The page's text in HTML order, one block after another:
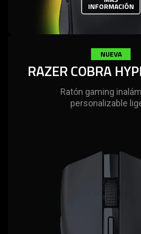
INFORMACIÓN
NUEVA
RAZER COBRA
Ratón gaming
personalizable